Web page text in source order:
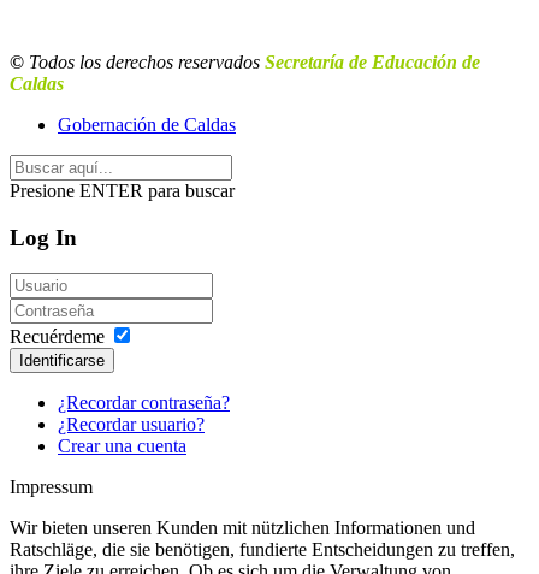
© Todos los derechos reservados Secretaría de Educación de
Caldas
Gobernación de Caldas
Presione ENTER para buscar
Log In
Recuérdeme
Identificarse
¿Recordar contraseña?
¿Recordar usuario?
Crear una cuenta
Impressum
Wir bieten unseren Kunden mit nützlichen Informationen und
Ratschläge, die sie benötigen, fundierte Entscheidungen zu treffen,